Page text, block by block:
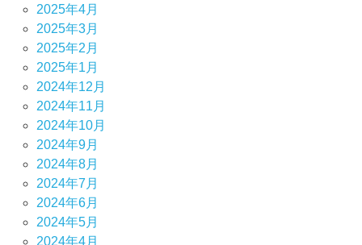
2025年4月
2025年3月
2025年2月
2025年1月
2024年12月
2024年11月
2024年10月
2024年9月
2024年8月
2024年7月
2024年6月
2024年5月
2024年4月